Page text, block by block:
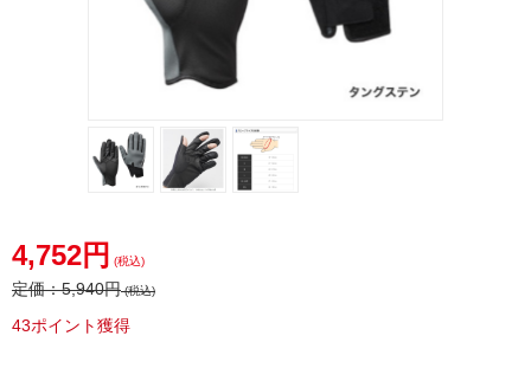
4,752円 (税込)
定価：5,940円(税込)
43ポイント獲得